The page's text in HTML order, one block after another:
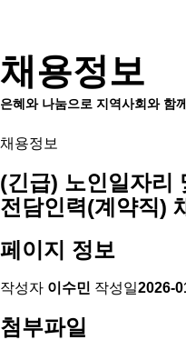
채용정보
은혜와 나눔으로 지역사회와 함
채용정보
(긴급) 노인일자리
전담인력(계약직)
페이지 정보
작성자 이수민 작성일2026-
첨부파일